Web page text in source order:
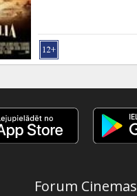
Forum Cinemas